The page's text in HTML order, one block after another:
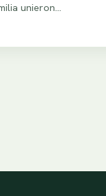
unieron…